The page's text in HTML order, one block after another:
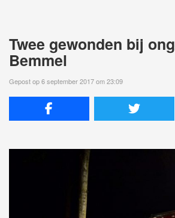
Twee gewonden bij
Bemmel
Gepost op 6 september 2017 om 23:09